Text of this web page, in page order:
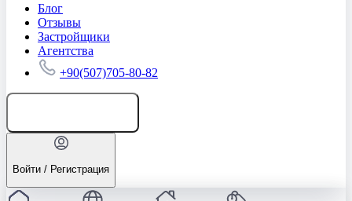
Блог
Отзывы
Застройщики
Агентства
+90(507)705-80-82
Войти / Регистрация